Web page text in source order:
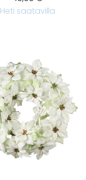
Heti saatavilla